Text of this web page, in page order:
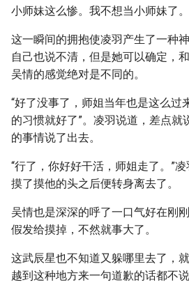
小师妹这么惨。我不想当小师妹了
这一瞬间的拥抱使凌羽产生了一种
自己也说不清，但是她可以确定，
吴情的感觉绝对是不同的。
“好了没事了，师姐当年也是这么过
的习惯就好了”。凌羽说道，差点就
的事情说了出去。
“行了，你好好干活，师姐走了。”
摸了摸他的头之后便转身离去了。
吴情也是深深的呼了一口气好在刚
假发给摸掉，不然就事大了。
这武辰星也不知道又躲哪里去了，
越到这种地方来一句道歉的话都不说